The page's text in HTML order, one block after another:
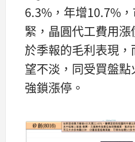
6.3%，年增10.7%
緊，晶圓代工費用
於季報的毛利表現
望不淡，同受買盤
強鎖漲停。